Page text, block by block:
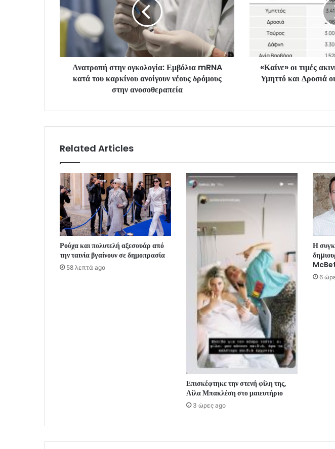
Ανατροπή στην ογκολογία: Εμβόλια mRNA
κατά του καρκίνου ανοίγουν νέους δρόμους
στην ανοσοθεραπεία
«Καίνε» οι τιμές
Υμηττό και Δροσιά
Related Articles
Ρούχα και πολυτελή αξεσουάρ από
την ταινία βγαίνουν σε δημοπρασία
58 λεπτά ago
Επισκέφτηκε την στενή φίλη της,
Λίλα Μπακλέση στο μαιευτήριο
3 ώρες ago
Η
6